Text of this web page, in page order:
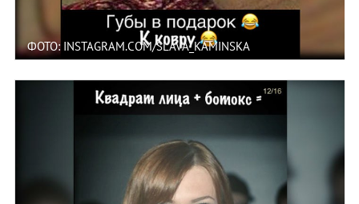
ФОТО: INSTAGRAM.COM/SLAVA_KAMINSKA